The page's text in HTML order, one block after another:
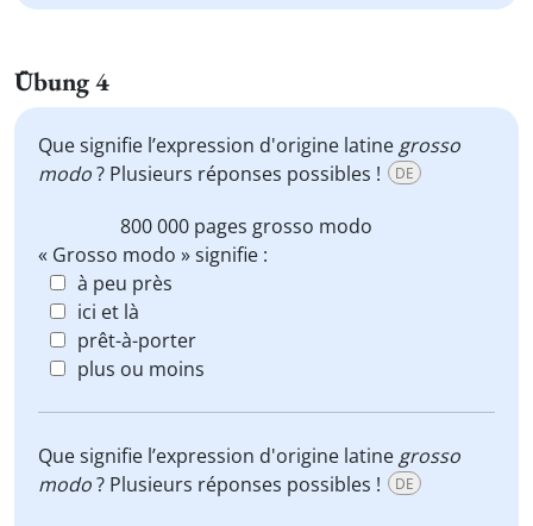
Übung 4
Que signifie l’expression d'origine latine grosso
modo? Plusieurs réponses possibles ! DE
800 000 pages grosso modo
« Grosso modo » signifie :
à peu près
ici et là
prêt-à-porter
plus ou moins
Que signifie l’expression d'origine latine grosso
modo? Plusieurs réponses possibles ! DE